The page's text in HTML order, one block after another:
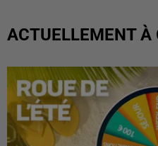
ACTUELLEMENT À